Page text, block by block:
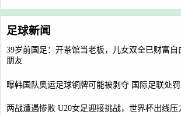
足球新闻
39岁前国足：开茶馆当老板，儿女双全已财富
朋友
曝韩国队奥运足球铜牌可能被剥夺 国际足联处
两战遭遇惨败 U20女足迎接挑战，世界杯出线压